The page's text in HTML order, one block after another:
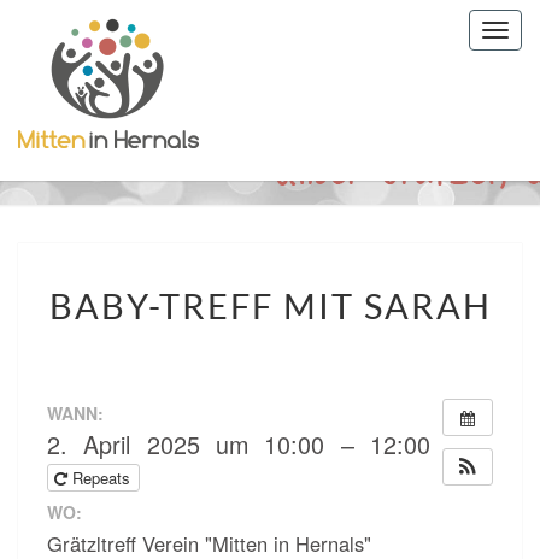
TREFF
BABY-TREFF MIT SARAH
WANN:
2. April 2025 um 10:00 – 12:00
Repeats
WO:
Grätzltreff Verein "Mitten in Hernals"